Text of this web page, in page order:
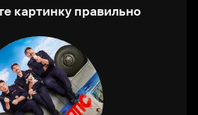
картинку правильно